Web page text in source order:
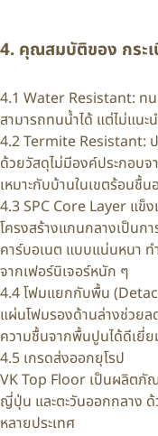
4. คุณสมบัติของ กระเ
4.1 Water Resistant: ท
สามารถทนน้ำได้ แต่ไม่แนะ
4.2 Termite Resistant:
ด้วยวัสดุไม่มีองค์ประกอบจ
เหมาะกับบ้านในเขตร้อนชื้น
4.3 SPC Core Layer แข็ง
โครงสร้างแกนกลางเป็น
คาร์บอเนต แบบแน่นหนา
จากเฟอร์นิเจอร์หนัก ๆ
4.4 โฟมแยกกับพื้น
แผ่นโฟมรองด้านล่างช่วยล
ความชื้นจากพื้นปูนได้ดีเยี่
4.5 เกรดส่งออกยุโรป
VK Top Floor เป็นผลิตภัณ
ญี่ปุ่น และตะวันออกกลาง
หลายประเทศ